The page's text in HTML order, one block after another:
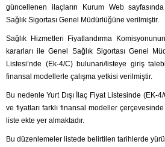
güncellenen ilaçların Kurum Web
Sağlık Sigortası Genel Müdürlüğüne verilmiştir.
Sağlık Hizmetleri Fiyatlandırma
kararları ile Genel Sağlık Sigortası Genel
Listesi’nde (Ek-4/C) bulunan/listeye giriş
finansal modellerle çalışma yetkisi verilmiştir.
Bu nedenle Yurt Dışı İlaç Fiyat Listesinde (EK-
ve fiyatları farklı finansal modeller
liste ekte yer almaktadır.
Bu düzenlemeler listede belirtilen tarihlerde